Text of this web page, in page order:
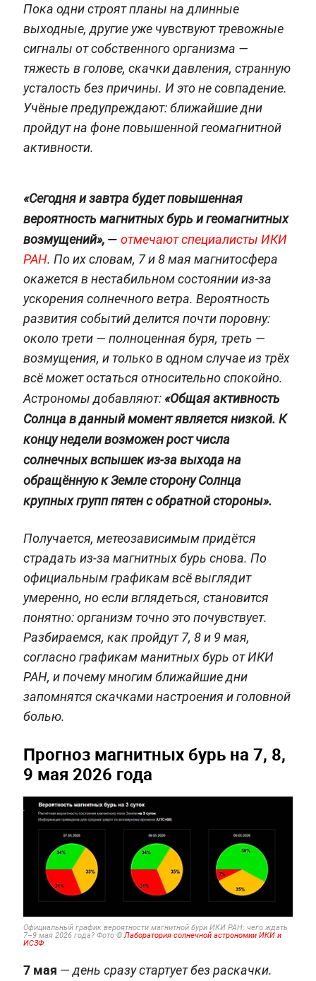
Пока одни строят планы на длинные
выходные, другие уже чувствуют тревожные
сигналы от собственного организма —
тяжесть в голове, скачки давления, странную
усталость без причины. И это не совпадение.
Учёные предупреждают: ближайшие дни
пройдут на фоне повышенной геомагнитной
активности.
«Сегодня и завтра будет повышенная
вероятность магнитных бурь и геомагнитных
возмущений», — отмечают специалисты ИКИ
РАН. По их словам, 7 и 8 мая магнитосфера
окажется в нестабильном состоянии из-за
ускорения солнечного ветра. Вероятность
развития событий делится почти поровну:
около трети — полноценная буря, треть —
возмущения, и только в одном случае из трёх
всё может остаться относительно спокойно.
Астрономы добавляют:«Общая активность
Солнца в данный момент является низкой. К
концу недели возможен рост числа
солнечных вспышек из-за выхода на
обращённую к Земле сторону Солнца
крупных групп пятен с обратной стороны».
Получается, метеозависимым придётся
страдать из-за магнитных бурь снова. По
официальным графикам всё выглядит
умеренно, но если вглядеться, становится
понятно: организм точно это почувствует.
Разбираемся, как пройдут 7, 8 и 9 мая,
согласно графикам манитных бурь от ИКИ
РАН, и почему многим ближайшие дни
запомнятся скачками настроения и головной
болью.
Прогноз магнитных бурь на 7, 8,
9 мая 2026 года
Официальный график вероятности магнитной бури ИКИ РАН: чего ждать
7–9 мая 2026 года? Фото ©Лаборатория солнечной астрономии ИКИ и
ИСЗФ
7 мая — день сразу стартует без раскачки.